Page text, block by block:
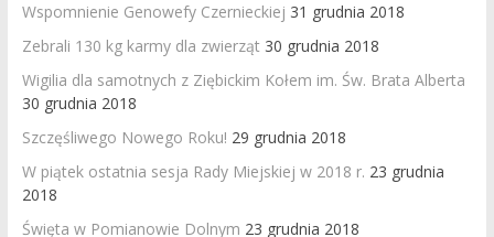
Wspomnienie Genowefy Czernieckiej 31 grudnia 2018
Zebrali 130 kg karmy dla zwierząt 30 grudnia 2018
Wigilia dla samotnych z Ziębickim Kołem im. Św. Brata Alberta
30 grudnia 2018
Szczęśliwego Nowego Roku! 29 grudnia 2018
W piątek ostatnia sesja Rady Miejskiej w 2018 r. 23 grudnia
2018
Święta w Pomianowie Dolnym 23 grudnia 2018